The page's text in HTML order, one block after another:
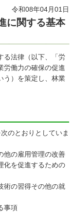
令和08年04月01日
に関する基本
る法律（以下、「労
労働力の確保の促進
う）を策定し、林業
のとおりとしていま
他の雇用管理の改善
化を促進するための
術の習得その他の就
事項